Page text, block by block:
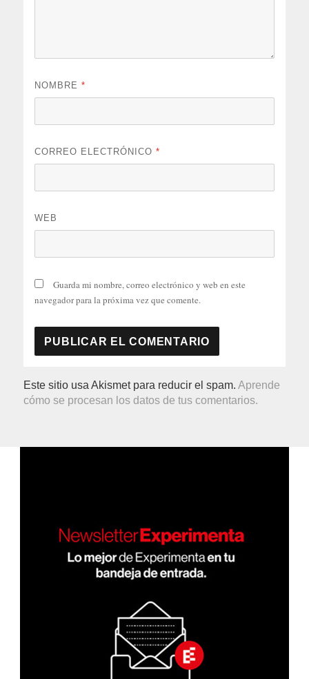
NOMBRE*
CORREO ELECTRÓNICO*
WEB
Guarda mi nombre, correo electrónico y web en este
navegador para la próxima vez que comente.
Este sitio usa Akismet para reducir el spam.Aprende
cómo se procesan los datos de tus comentarios.